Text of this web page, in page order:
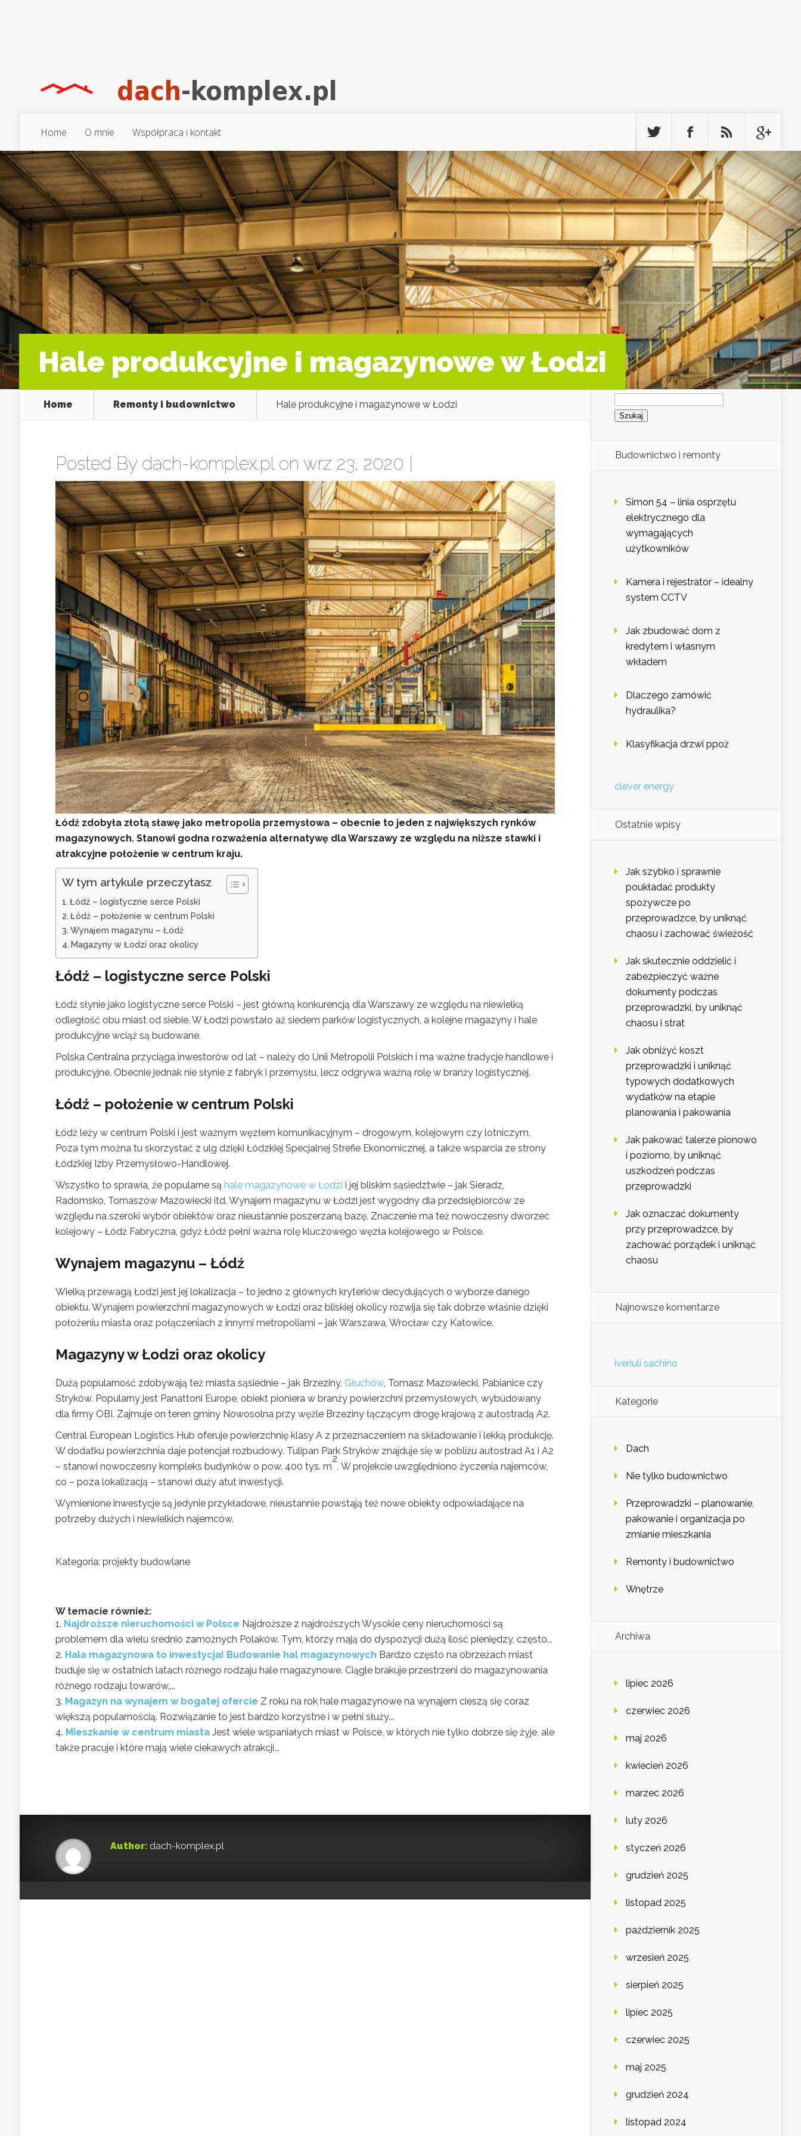
Home O mnie Współpraca i kontakt
Hale produkcyjne i magazynowe w Łodzi
Home Remonty i budownictwo Hale produkcyjne i magazynowe w Łodzi
Posted By dach-komplex.plon wrz 23, 2020 |
Łódź zdobyła złotą sławę jako metropolia przemysłowa – obecnie to jeden z największych rynków
magazynowych. Stanowi godna rozważenia alternatywę dla Warszawy ze względu na niższe stawki i
atrakcyjne położenie w centrum kraju.
W tym artykule przeczytasz
Łódź – logistyczne serce Polski
Łódź – położenie w centrum Polski
Wynajem magazynu – Łódź
Magazyny w Łodzi oraz okolicy
Łódź – logistyczne serce Polski
Łódź słynie jako logistyczne serce Polski – jest główną konkurencją dla Warszawy ze względu na niewielką
odległość obu miast od siebie. W Łodzi powstało aż siedem parków logistycznych, a kolejne magazyny i hale
produkcyjne wciąż są budowane.
Polska Centralna przyciąga inwestorów od lat – należy do Unii Metropolii Polskich i ma ważne tradycje handlowe i
produkcyjne. Obecnie jednak nie słynie z fabryk i przemysłu, lecz odgrywa ważną rolę w branży logistycznej.
Łódź – położenie w centrum Polski
Łódź leży w centrum Polski i jest ważnym węzłem komunikacyjnym – drogowym, kolejowym czy lotniczym.
Poza tym można tu skorzystać z ulg dzięki Łódzkiej Specjalnej Strefie Ekonomicznej, a także wsparcia ze strony
Łódzkiej Izby Przemysłowo-Handlowej.
Wszystko to sprawia, że popularne są hale magazynowe w Łodzi i jej bliskim sąsiedztwie – jak Sieradz,
Radomsko, Tomaszów Mazowiecki itd. Wynajem magazynu w Łodzi jest wygodny dla przedsiębiorców ze
względu na szeroki wybór obiektów oraz nieustannie poszerzaną bazę. Znaczenie ma też nowoczesny dworzec
kolejowy – Łódź Fabryczna, gdyż Łódź pełni ważna rolę kluczowego węzła kolejowego w Polsce.
Wynajem magazynu – Łódź
Wielką przewagą Łodzi jest jej lokalizacja – to jedno z głównych kryteriów decydujących o wyborze danego
obiektu. Wynajem powierzchni magazynowych w Łodzi oraz bliskiej okolicy rozwija się tak dobrze właśnie dzięki
położeniu miasta oraz połączeniach z innymi metropoliami – jak Warszawa, Wrocław czy Katowice.
Magazyny w Łodzi oraz okolicy
Dużą popularność zdobywają też miasta sąsiednie – jak Brzeziny, Głuchów, Tomasz Mazowiecki, Pabianice czy
Stryków. Popularny jest Panattoni Europe, obiekt pioniera w branży powierzchni przemysłowych, wybudowany
dla firmy OBI. Zajmuje on teren gminy Nowosolna przy węźle Brzeziny łączącym drogę krajową z autostradą A2.
Central European Logistics Hub oferuje powierzchnię klasy A z przeznaczeniem na składowanie i lekką produkcję.
W dodatku powierzchnia daje potencjał rozbudowy. Tulipan Park Stryków znajduje się w pobliżu autostrad A1 i A2
– stanowi nowoczesny kompleks budynków o pow. 400 tys. m
2
. W projekcie uwzględniono życzenia najemców,
co – poza lokalizacją – stanowi duży atut inwestycji.
Wymienione inwestycje są jedynie przykładowe, nieustannie powstają też nowe obiekty odpowiadające na
potrzeby dużych i niewielkich najemców.
Kategoria: projekty budowlane
W temacie również:
Najdroższe nieruchomości w Polsce Najdroższe z najdroższych Wysokie ceny nieruchomości są
problemem dla wielu średnio zamożnych Polaków. Tym, którzy mają do dyspozycji dużą ilość pieniędzy, często...
Hala magazynowa to inwestycja! Budowanie hal magazynowych Bardzo często na obrzeżach miast
buduje się w ostatnich latach różnego rodzaju hale magazynowe. Ciągle brakuje przestrzeni do magazynowania
różnego rodzaju towarów,...
Magazyn na wynajem w bogatej ofercie Z roku na rok hale magazynowe na wynajem cieszą się coraz
większą popularnością. Rozwiązanie to jest bardzo korzystne i w pełni służy...
Mieszkanie w centrum miasta Jest wiele wspaniałych miast w Polsce, w których nie tylko dobrze się żyje, ale
także pracuje i które mają wiele ciekawych atrakcji...
Author: dach-komplex.pl
Szukaj:
Budownictwo i remonty
Simon 54 – linia osprzętu
elektrycznego dla
wymagających
użytkowników
Kamera i rejestrator – idealny
system CCTV
Jak zbudować dom z
kredytem i własnym
wkładem
Dlaczego zamówić
hydraulika?
Klasyfikacja drzwi ppoż
clever energy
Ostatnie wpisy
Jak szybko i sprawnie
poukładać produkty
spożywcze po
przeprowadzce, by uniknąć
chaosu i zachować świeżość
Jak skutecznie oddzielić i
zabezpieczyć ważne
dokumenty podczas
przeprowadzki, by uniknąć
chaosu i strat
Jak obniżyć koszt
przeprowadzki i uniknąć
typowych dodatkowych
wydatków na etapie
planowania i pakowania
Jak pakować talerze pionowo
i poziomo, by uniknąć
uszkodzeń podczas
przeprowadzki
Jak oznaczać dokumenty
przy przeprowadzce, by
zachować porządek i uniknąć
chaosu
Najnowsze komentarze
iveriuli sachino
Kategorie
Dach
Nie tylko budownictwo
Przeprowadzki – planowanie,
pakowanie i organizacja po
zmianie mieszkania
Remonty i budownictwo
Wnętrze
Archiwa
lipiec 2026
czerwiec 2026
maj 2026
kwiecień 2026
marzec 2026
luty 2026
styczeń 2026
grudzień 2025
listopad 2025
październik 2025
wrzesień 2025
sierpień 2025
lipiec 2025
czerwiec 2025
maj 2025
grudzień 2024
listopad 2024